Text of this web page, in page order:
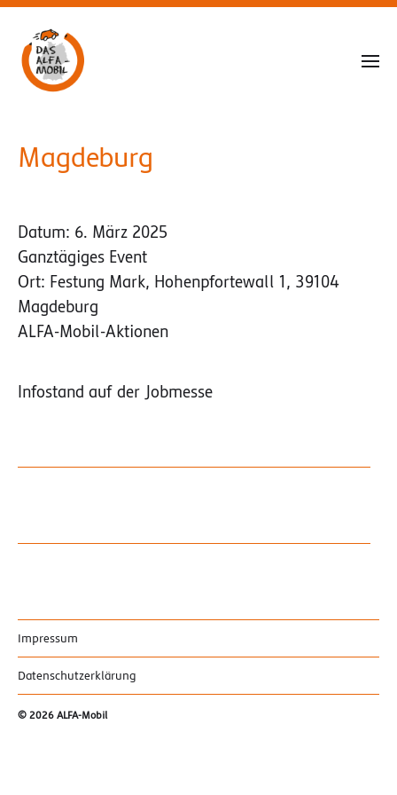
Magdeburg
Datum: 6. März 2025
Ganztägiges Event
Ort: Festung Mark, Hohenpfortewall 1, 39104
Magdeburg
ALFA-Mobil-Aktionen
Infostand auf der Jobmesse
Impressum
Datenschutzerklärung
© 2026 ALFA-Mobil